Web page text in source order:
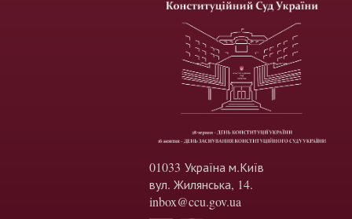
01033 Україна м.Київ
вул. Жилянська, 14.
inbox@ccu.gov.ua